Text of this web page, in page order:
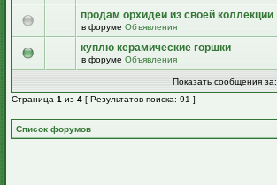
продам орхидеи из своей коллекции
в форуме Объявления
куплю керамические горшки
в форуме Объявления
Показать сообщения за:
Страница 1 из 4 [ Результатов поиска: 91 ]
Список форумов